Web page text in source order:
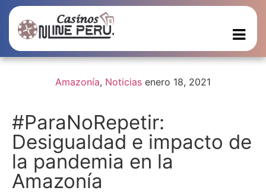
Amazonía, Noticias enero 18, 2021
#ParaNoRepetir:
Desigualdad e impacto de
la pandemia en la
Amazonía